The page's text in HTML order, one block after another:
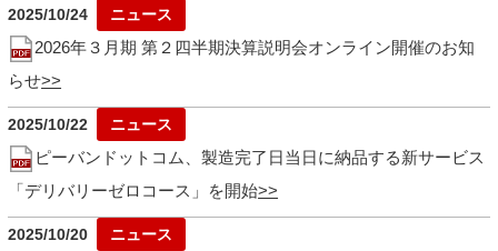
2025/10/24
2026年３月期 第２四半期決算説明会オンライン開催のお知
らせ
2025/10/22
ピーバンドットコム、製造完了日当日に納品する新サービス
「デリバリーゼロコース」を開始
2025/10/20